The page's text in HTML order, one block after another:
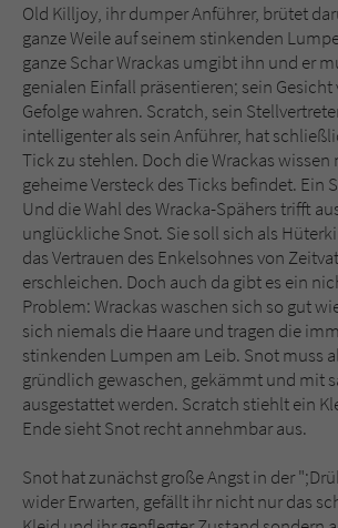
Old Killjoy, ihr dumper Anführer, brütet
ganze Weile auf seinem stinkenden
ganze Schar Wrackas umgibt ihn und er
genialen Einfall präsentieren; sein Gesicht
Gefolge wahren. Scratch, sein
intelligenter als sein Anführer, hat
Tick zu stehlen. Doch die Wrackas
geheime Versteck des Ticks befindet. Ein
Und die Wahl des Wracka-Spähers trifft
unglückliche Snot. Sie soll sich als
das Vertrauen des Enkelsohnes von
erschleichen. Doch auch da gibt es ein
Problem: Wrackas waschen sich so gut
sich niemals die Haare und tragen die
stinkenden Lumpen am Leib. Snot muss
gründlich gewaschen, gekämmt und mit
ausgestattet werden. Scratch stiehlt ein
Ende sieht Snot recht annehmbar aus.
Snot hat zunächst große Angst in der
wider Erwarten, gefällt ihr nicht nur das